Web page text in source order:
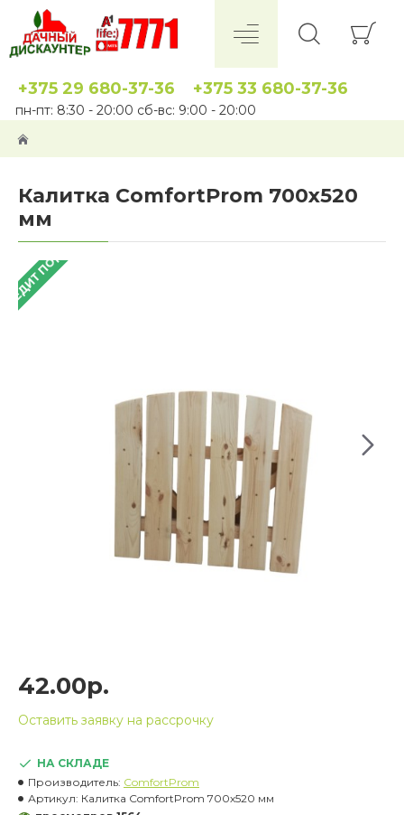
+375 29 680-37-36 +375 33 680-37-36
пн-пт: 8:30 - 20:00 сб-вс: 9:00 - 20:00
Калитка ComfortProm 700х520
мм
ПОД 4%
НА СКЛАДЕ
Производитель: ComfortProm
Артикул: Калитка ComfortProm 700х520 мм
42.00р.
Оставить заявку на рассрочку